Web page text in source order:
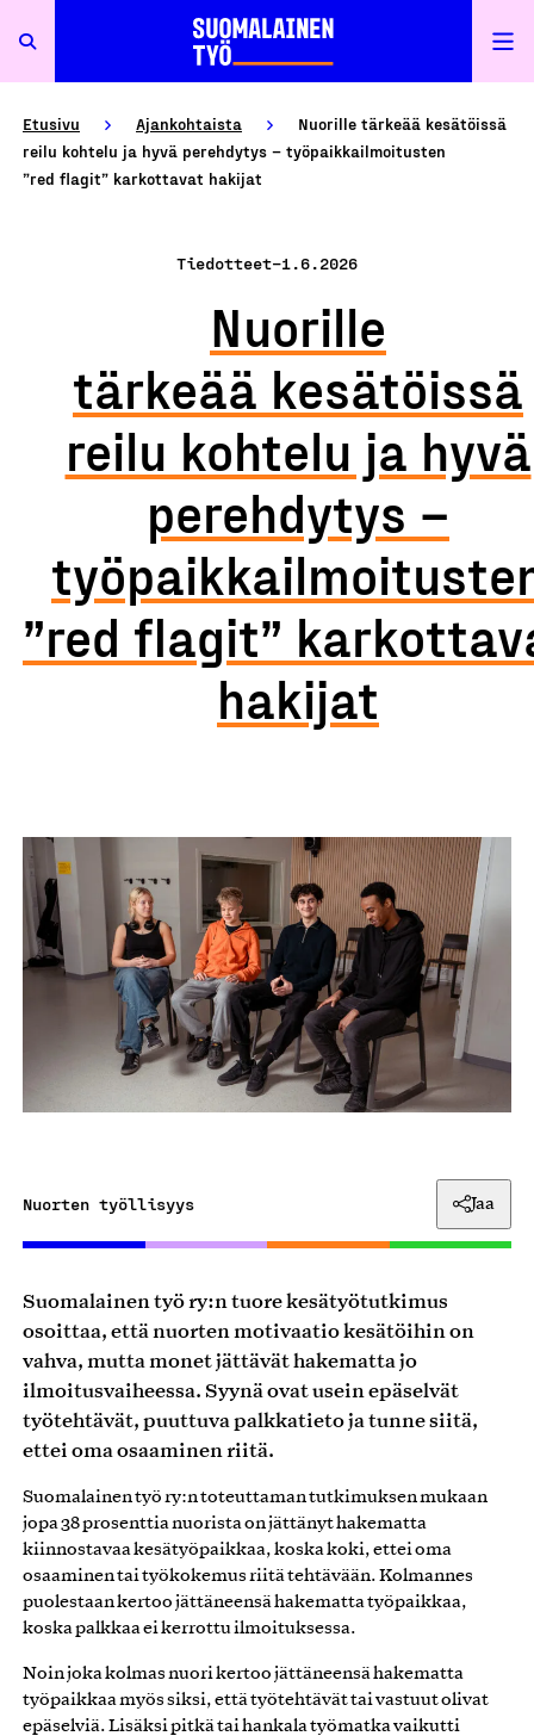
Etusivu Ajankohtaista
Nuorille tärkeää kesätöissä
reilu kohtelu ja hyvä perehdytys – työpaikkailmoitusten
”red flagit” karkottavat hakijat
Tiedotteet–1.6.2026
Nuorille
tärkeää kesätöissä
reilu kohtelu ja hyvä
perehdytys –
”red flagit”
hakijat
Nuorten työllisyys Jaa
Suomalainen työ ry:n tuore kesätyötutkimus
osoittaa, että nuorten motivaatio kesätöihin on
vahva, mutta monet jättävät hakematta jo
ilmoitusvaiheessa. Syynä ovat usein epäselvät
työtehtävät, puuttuva palkkatieto ja tunne siitä,
ettei oma osaaminen riitä.
Suomalainen työ ry:n toteuttaman tutkimuksen mukaan
jopa 38 prosenttia nuorista on jättänyt hakematta
kiinnostavaa kesätyöpaikkaa, koska koki, ettei oma
osaaminen tai työkokemus riitä tehtävään. Kolmannes
puolestaan kertoo jättäneensä hakematta työpaikkaa,
koska palkkaa ei kerrottu ilmoituksessa.
Noin joka kolmas nuori kertoo jättäneensä hakematta
työpaikkaa myös siksi, että työtehtävät tai vastuut olivat
epäselviä. Lisäksi pitkä tai hankala työmatka vaikutti